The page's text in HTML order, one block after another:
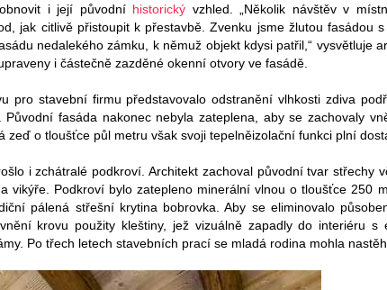
i její původní historický vzhled. „Několik návštěv v
jak citlivě přistoupit k přestavbě. Zvenku jsme žlutou fasádou
nedalekého zámku, k němuž objekt kdysi patřil,“ vysvětluje
i částečně zazděné okenní otvory ve fasádě.
pro stavební firmu představovalo odstranění vlhkosti zdiva
Původní fasáda nakonec nebyla zateplena, aby se zachovaly
zeď o tloušťce půl metru však svoji tepelněizolační funkci plní
i zchátralé podkroví. Architekt zachoval původní tvar střechy
vikýře. Podkroví bylo zatepleno minerální vlnou o tloušťce 250
pálená střešní krytina bobrovka. Aby se eliminovalo
krovu použity kleštiny, jež vizuálně zapadly do interiéru s
Po třech letech stavebních prací se mladá rodina mohla